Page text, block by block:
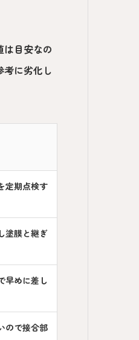
目安なの
に劣化し
定期点検す
塗膜と継ぎ
早めに差し
ので接合部